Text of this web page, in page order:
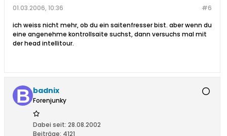
#6
01.03.2006, 10:36
ich weiss nicht mehr, ob du ein saitenfresser bist. aber wenn du
eine angenehme kontrollsaite suchst, dann versuchs mal mit
der head intellitour.
badnix
Forenjunky
Dabei seit: 28.08.2002
Beiträge: 4121